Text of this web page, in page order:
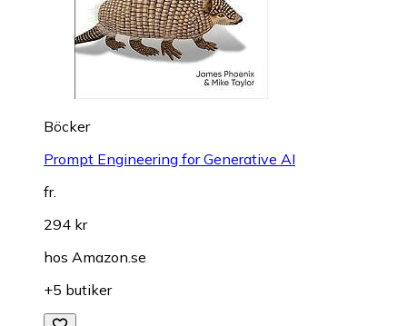
Böcker
Prompt Engineering for Generative AI
fr.
294 kr
hos Amazon.se
+5 butiker